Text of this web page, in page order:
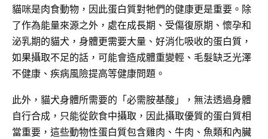
貓咪是肉食動物，因此蛋白質對牠們的健康更是重要。除
了作為能量來源之外，處在成長期、受傷復原期、懷孕和
泌乳期的貓犬，身體更需要大量、好消化吸收的蛋白質，
如果攝取不足的話，可能會造成體重變輕、毛髮缺乏光澤
不健康、疾病風險提高等健康問題。
此外，貓犬身體所需要的「必需胺基酸」，無法透過身體
自行合成，只能從飲食中攝取，因此攝取優質的蛋白質相
當重要，這些動物性蛋白質包含雞肉、牛肉、魚類和內臟